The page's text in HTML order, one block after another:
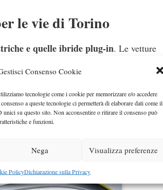
Consenso Cookie
tecnologie come i cookie per memorizzare e/o accedere
a queste tecnologie ci permetterà di elaborare dati come il
su questo sito. Non acconsentire o ritirare il consenso può
e funzioni.
Nega Visualizza preferenze
PolicyDichiarazione sulla Privacy
le vie di Torino
e quelle ibride plug-in. Le vetture
supercar italiane e tedesche
, che saranno